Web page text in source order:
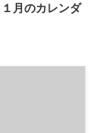
月のカレンダ